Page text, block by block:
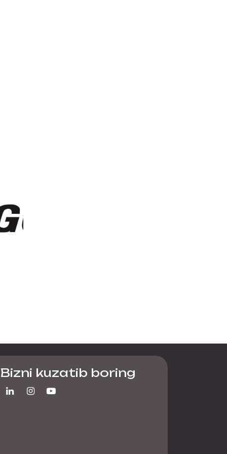
Bizni kuzatib boring